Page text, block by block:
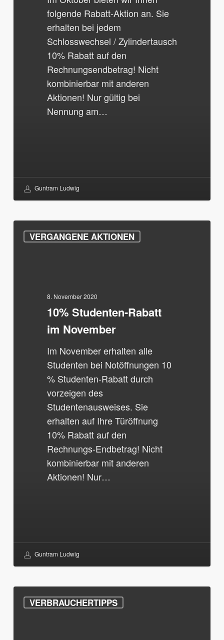
folgende Rabatt-Aktion an. Sie
erhalten bei jedem
Schlosswechsel / Zylindertausch
10% Rabatt auf den
Rechnungsendbetrag! Nicht
kombinierbar mit anderen
Aktionen! Nur gültig bei
Nennung am…
Guntram Ludwig
VERGANGENE AKTIONEN
Studenten-
8. November 2020
10% Studenten-Rabatt
im November
Im November erhalten alle
Studenten bei Notöffnungen 10
% Studenten-Rabatt durch
vorzeigen des
Studentenausweises. Sie
erhalten auf Ihre Türöffnung
10% Rabatt auf den
Rechnungs-Endbetrag! Nicht
kombinierbar mit anderen
Aktionen! Nur…
Guntram Ludwig
VERBRAUCHERTIPPS
Beseitigung